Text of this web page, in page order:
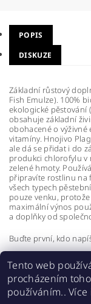
POPIS
DISKUZE
Základní růstový
Fish Emulze). 100%
ekologické pěstování
obsahuje základní
obohacené o výživné
vitamíny. Hnojivo
ale dá se přidat i do
produkci chlorofylu
zelené hmoty.
připravíte rostlinu na
všech typech
pouze venku,
maximální výnos
a doplňky od
Buďte první, kdo
Přidat
Tento web
procházením
používáním..